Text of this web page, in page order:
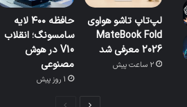
لپ‌تاپ تاشو هواوی
MateBook Fold
2026 معرفی شد
2 ساعت پیش
حافظه ۴۰۰ لایه
سامسونگ؛ انقلاب
V10 در هوش
مصنوعی
1 روز پیش